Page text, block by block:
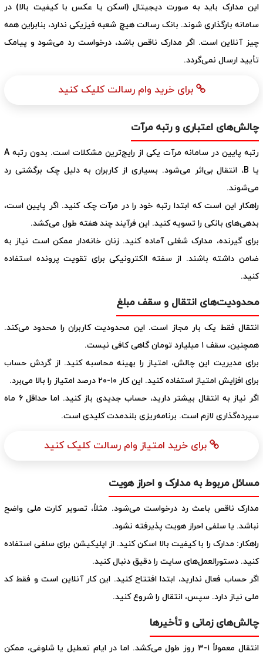
این مدارک باید به صورت دیجیتال (اسکن یا عکس با کیفیت بالا) در
سامانه بارگذاری شوند. بانک رسالت هیچ شعبه فیزیکی ندارد، بنابراین همه
چیز آنلاین است. اگر مدارک ناقص باشد، درخواست رد می‌شود و پیامک
تأیید ارسال نمی‌گردد.
برای خرید وام رسالت کلیک کنید
چالش‌های اعتباری و رتبه مرآت
رتبه پایین در سامانه مرآت یکی از رایج‌ترین مشکلات است. بدون رتبه A
یا B، انتقال بی‌اثر می‌شود. بسیاری از کاربران به دلیل چک برگشتی رد
می‌شوند.
راهکار این است که ابتدا رتبه خود را در مرآت چک کنید. اگر پایین است،
بدهی‌های بانکی را تسویه کنید. این فرآیند چند هفته طول می‌کشد.
برای گیرنده، مدارک شغلی آماده کنید. زنان خانه‌دار ممکن است نیاز به
ضامن داشته باشند. از سفته الکترونیکی برای تقویت پرونده استفاده
کنید.
محدودیت‌های انتقال و سقف مبلغ
انتقال فقط یک بار مجاز است. این محدودیت کاربران را محدود می‌کند.
همچنین، سقف ۱ میلیارد تومان گاهی کافی نیست.
برای مدیریت این چالش، امتیاز را بهینه محاسبه کنید. از گردش حساب
برای افزایش امتیاز استفاده کنید. این کار ۱۰-۲۰ درصد امتیاز را بالا می‌برد.
اگر نیاز به انتقال بیشتر دارید، حساب جدیدی باز کنید. اما حداقل ۶ ماه
سپرده‌گذاری لازم است. برنامه‌ریزی بلندمدت کلیدی است.
برای خرید امتیاز وام رسالت کلیک کنید
مسائل مربوط به مدارک و احراز هویت
مدارک ناقص باعث رد درخواست می‌شود. مثلاً، تصویر کارت ملی واضح
نباشد. یا سلفی احراز هویت پذیرفته نشود.
راهکار: مدارک را با کیفیت بالا اسکن کنید. از اپلیکیشن برای سلفی استفاده
کنید. دستورالعمل‌های سایت را دقیق دنبال کنید.
اگر حساب فعال ندارید، ابتدا افتتاح کنید. این کار آنلاین است و فقط کد
ملی نیاز دارد. سپس، انتقال را شروع کنید.
چالش‌های زمانی و تأخیرها
انتقال معمولاً ۱-۳ روز طول می‌کشد. اما در ایام تعطیل یا شلوغی، ممکن